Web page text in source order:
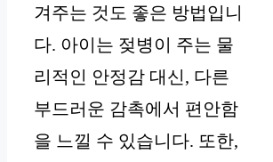
겨주는 것도 좋은 방법입니
다. 아이는 젖병이 주는 물
리적인 안정감 대신, 다른
부드러운 감촉에서 편안함
을 느낄 수 있습니다. 또한,